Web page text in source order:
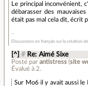
Le principal inconvénient,
débarasser des
était pas mal cela dit, écrit
Discussions en français sur la création
[^] # Re: Aimé Sixe
Posté parantistress (site
Évalué à 2.
Sur Mo6 il y avait aussi le